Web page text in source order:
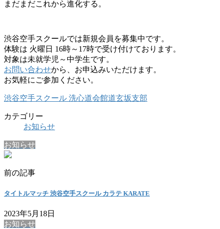
まだまだこれから進化する。
渋谷空手スクールでは新規会員を募集中です。
体験は 火曜日 16時～17時で受け付けております。
対象は未就学児～中学生です。
お問い合わせから、お申込みいただけます。
お気軽にご参加ください。
渋谷空手スクール 洗心道会館道玄坂支部
カテゴリー
お知らせ
お知らせ
前の記事
タイトルマッチ 渋谷空手スクール カラテ KARATE
2023年5月18日
お知らせ